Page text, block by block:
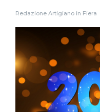
Redazione Artigiano in Fiera